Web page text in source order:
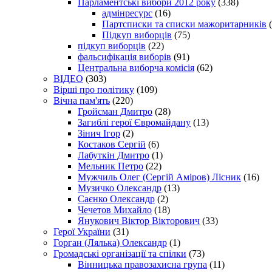
адмінресурс (16)
Партсписки та списки мажоритарників
Підкуп виборців (75)
підкуп виборців (22)
фальсифікація виборів (91)
Центральна виборча комісія (62)
ВІДЕО (303)
Вірші про політику (109)
Вічна пам'ять (220)
Гройсман Дмитро (28)
Загиблі герої Євромайдану (13)
Зінич Ігор (2)
Костаков Сергій (6)
Лабуткін Дмитро (1)
Мельник Петро (22)
Мужчиль Олег (Сергій Аміров) Лісник (16)
Музичко Олександр (13)
Саєнко Олександр (2)
Чечетов Михайло (18)
Янукович Віктор Вікторович (33)
Герої України (31)
Горган (Лялька) Олександр (1)
Громадські організації та спілки (73)
Вінницька правозахисна група (11)